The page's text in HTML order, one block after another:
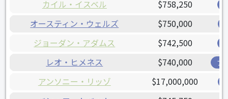
カイル・イスベル $758,250
オースティン・ウェルズ $750,000
ジョーダン・アダムス $742,500
レオ・ヒメネス $740,000 ブ
アンソニー・リッゾ $17,000,000